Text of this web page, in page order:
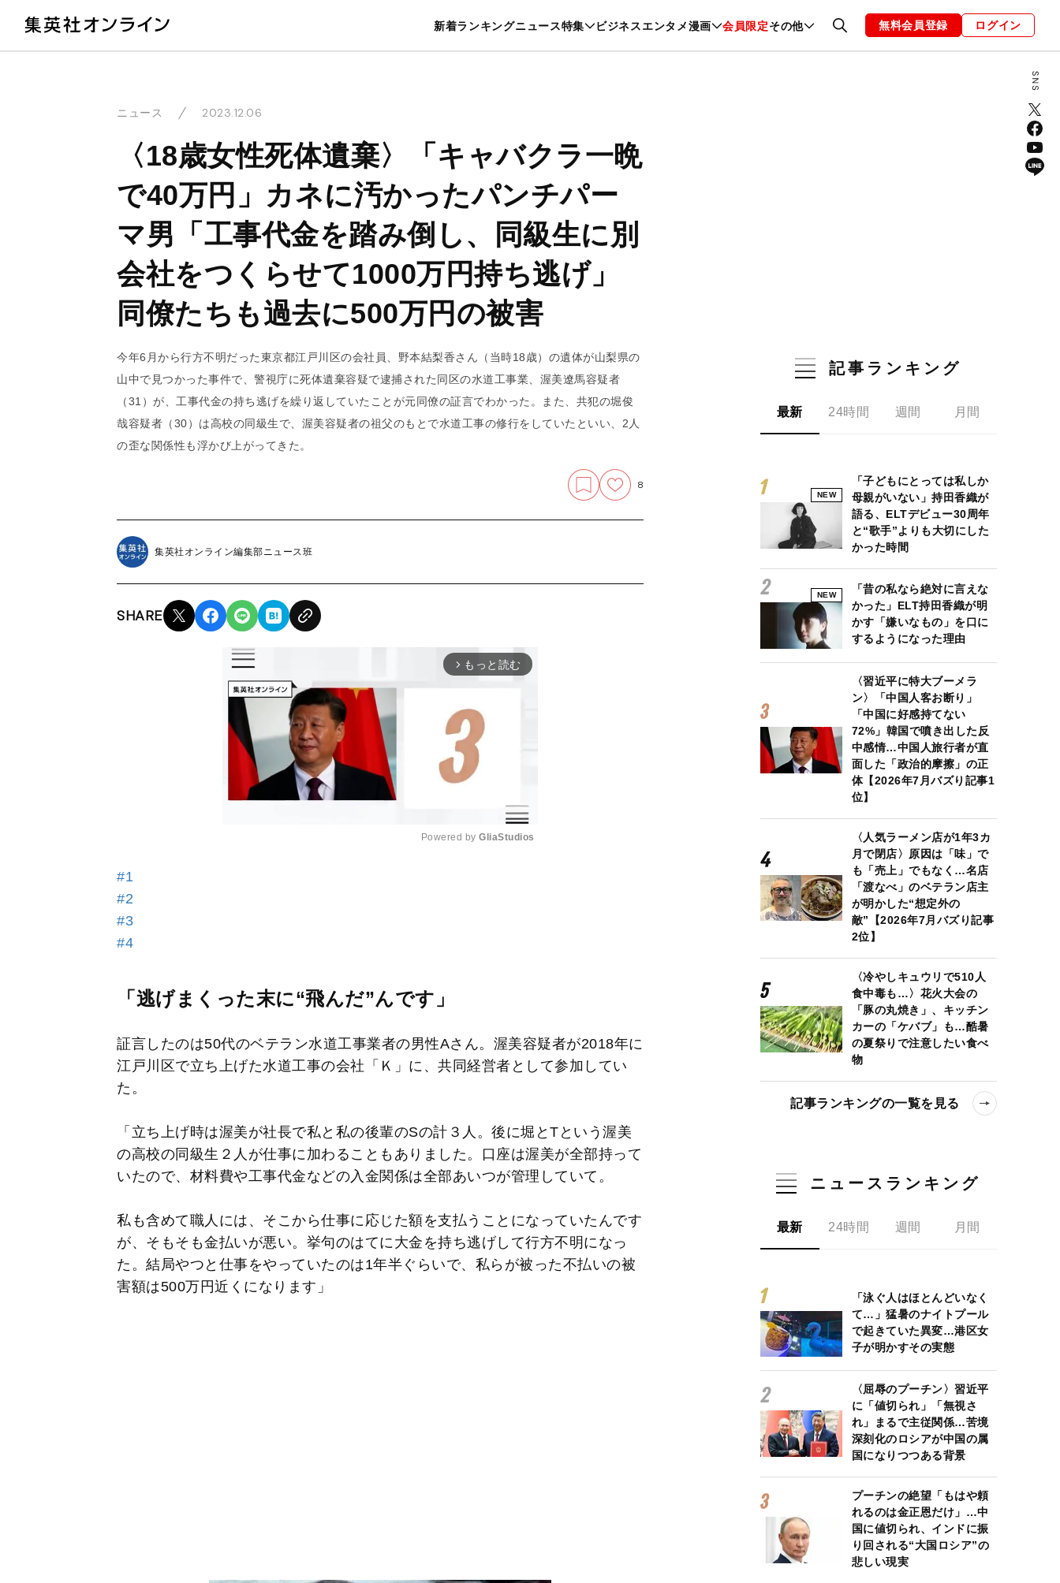
新着ランキングニュース特集 ビジネスエンタメ漫画 会員限定その他
暮らし スポーツ ヘルスケア 美容 グルメ ファッション 恋愛・結婚 編集部 お知らせ
無料会員登録 ログイン
ニュース 2023.12.06
〈18歳女性死体遺棄〉「キャバクラ一晩
で40万円」カネに汚かったパンチパー
マ男「工事代金を踏み倒し、同級生に別
会社をつくらせて1000万円持ち逃げ」
同僚たちも過去に500万円の被害
今年6月から行方不明だった東京都江戸川区の会社員、野本結梨香さん（当時18歳）の遺体が山梨県の
山中で見つかった事件で、警視庁に死体遺棄容疑で逮捕された同区の水道工事業、渥美遼馬容疑者
（31）が、工事代金の持ち逃げを繰り返していたことが元同僚の証言でわかった。また、共犯の堀俊
哉容疑者（30）は高校の同級生で、渥美容疑者の祖父のもとで水道工事の修行をしていたといい、2人
の歪な関係性も浮かび上がってきた。
8
集英社オンライン編集部ニュース班
SHARE
arrow_forward_ios もっと読む
Powered by GliaStudios
#1
#2
#3
#4
「逃げまくった末に“飛んだ”んです」
証言したのは50代のベテラン水道工事業者の男性Aさん。渥美容疑者が2018年に
江戸川区で立ち上げた水道工事の会社「Ｋ」に、共同経営者として参加してい
た。
「立ち上げ時は渥美が社長で私と私の後輩のSの計３人。後に堀とTという渥美
の高校の同級生２人が仕事に加わることもありました。口座は渥美が全部持って
いたので、材料費や工事代金などの入金関係は全部あいつが管理していて。
私も含めて職人には、そこから仕事に応じた額を支払うことになっていたんです
が、そもそも金払いが悪い。挙句のはてに大金を持ち逃げして行方不明になっ
た。結局やつと仕事をやっていたのは1年半ぐらいで、私らが被った不払いの被
害額は500万円近くになります」
記事ランキング
最新 24時間 週間 月間
NEW
「子どもにとっては私しか
母親がいない」持田香織が
語る、ELTデビュー30周年
と“歌手”よりも大切にした
かった時間
NEW
「昔の私なら絶対に言えな
かった」ELT持田香織が明
かす「嫌いなもの」を口に
するようになった理由
〈習近平に特大ブーメラ
ン〉「中国人客お断り」
「中国に好感持てない
72%」韓国で噴き出した反
中感情…中国人旅行者が直
面した「政治的摩擦」の正
体【2026年7月バズり記事1
位】
〈人気ラーメン店が1年3カ
月で閉店〉原因は「味」で
も「売上」でもなく…名店
「渡なべ」のベテラン店主
が明かした“想定外の
敵”【2026年7月バズり記事
2位】
〈冷やしキュウリで510人
食中毒も…〉花火大会の
「豚の丸焼き」、キッチン
カーの「ケバブ」も…酷暑
の夏祭りで注意したい食べ
物
記事ランキングの一覧を見る
ニュースランキング
最新 24時間 週間 月間
「泳ぐ人はほとんどいなく
て…」猛暑のナイトプール
で起きていた異変…港区女
子が明かすその実態
〈屈辱のプーチン〉習近平
に「値切られ」「無視さ
れ」まるで主従関係…苦境
深刻化のロシアが中国の属
国になりつつある背景
プーチンの絶望「もはや頼
れるのは金正恩だけ」…中
国に値切られ、インドに振
り回される“大国ロシア”の
悲しい現実